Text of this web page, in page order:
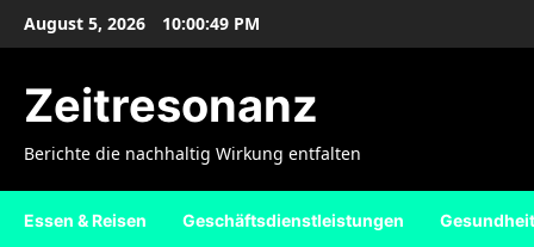
SkipAugust 5, 2026 10:00:49 PM
Zeitresonanz
Berichte die nachhaltig Wirkung entfalten
Essen & Reisen Geschäftsdienstleistungen Gesundheit